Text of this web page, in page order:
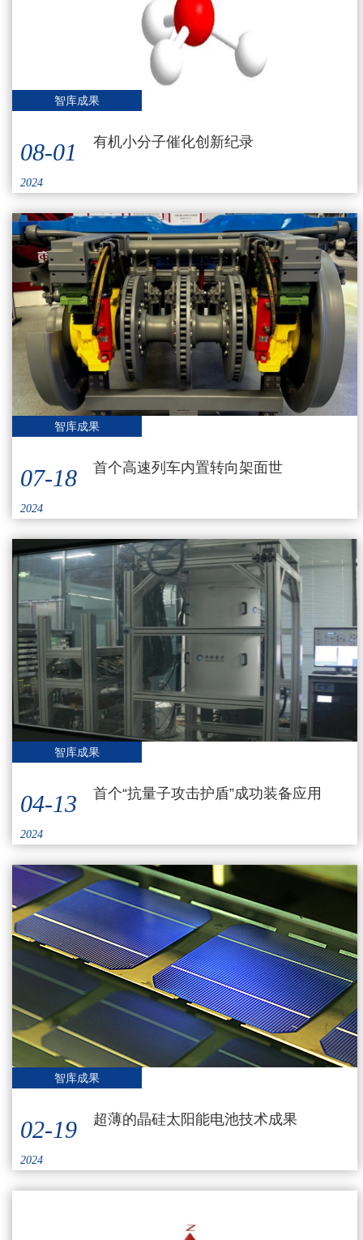
智库成果
08-01
2024
有机小分子催化创新纪录
智库成果
07-18
2024
首个高速列车内置转向架面世
智库成果
04-13
2024
首个“抗量子攻击护盾”成功装备应用
智库成果
02-19
2024
超薄的晶硅太阳能电池技术成果